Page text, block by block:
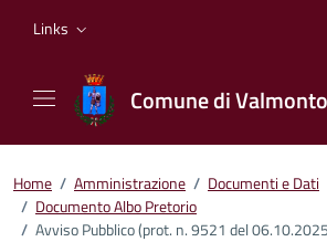
Links
Comune di
Home / Amministrazione / Documenti e Dati
/ Documento Albo Pretorio
/ Avviso Pubblico (prot. n. 9521 del